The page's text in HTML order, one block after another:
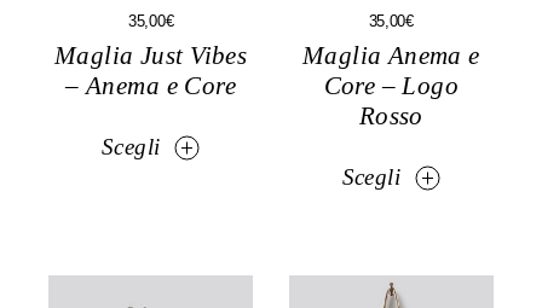
35,00€
Maglia Just Vibes
– Anema e Core
Scegli
Questo
prodotto
ha
più
varianti.
possono
essere
35,00€
Maglia Anema e
Core – Logo
Rosso
Scegli
Questo
prodotto
ha
più
varianti.
Le
opzioni
essere
scelte